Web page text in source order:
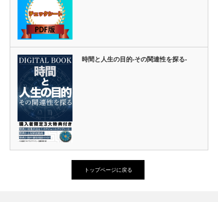
時間と人生の目的-その関連性を探る-
トップページに戻る